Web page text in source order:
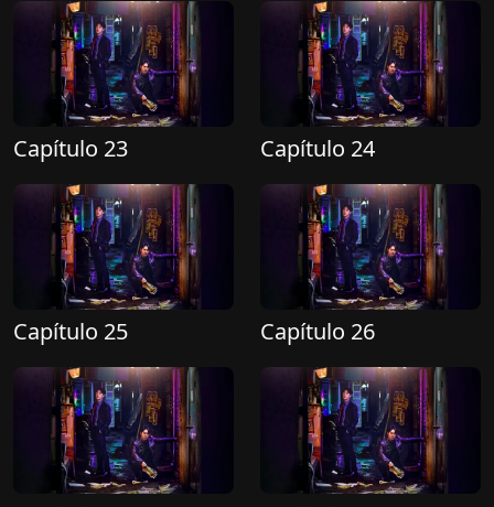
Capítulo 23 Capítulo 24
Capítulo 25 Capítulo 26